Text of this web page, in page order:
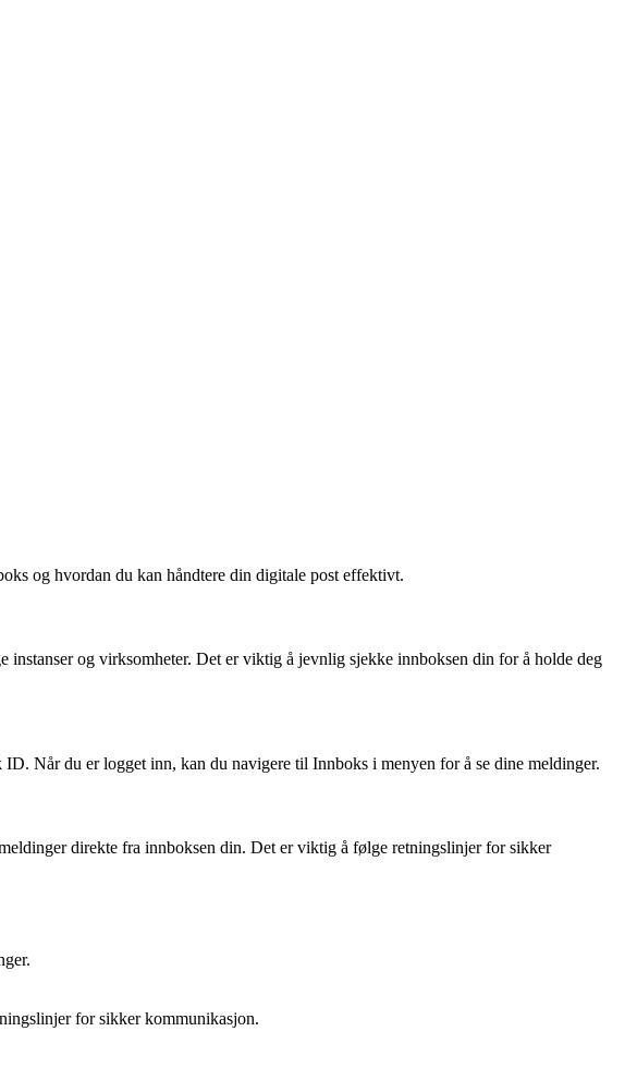
og hvordan du kan håndtere din digitale post effektivt.
og virksomheter. Det er viktig å jevnlig sjekke innboksen din for å holde deg
Når du er logget inn, kan du navigere til Innboks i menyen for å se dine meldinger.
direkte fra innboksen din. Det er viktig å følge retningslinjer for sikker
for sikker kommunikasjon.